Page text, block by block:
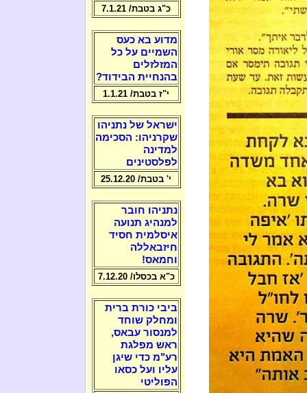
כ"ג בטבת/ 7.1.21
מדוע בא כעס
השמיים על כל
המזלזלים
בהנחיית הבידוד?
י"ז בטבת/ 1.1.21
ישראל של נתניהו
שקרניהו: הסכימה
למדינה
לפלסטינים
י' בטבת/ 25.12.20
נתניהו חובר
למנהיג תנועה
איסלמית חסיד
חיזבאללה
וחמאס!
כ"א בכסלו/ 7.12.20
ביבי כורת ברית
ומחלק שוחד
למנסור עבאס,
ראש מפלגת
רע"מ כדי שיגן
עליו ועל כסאו
הפוליטי